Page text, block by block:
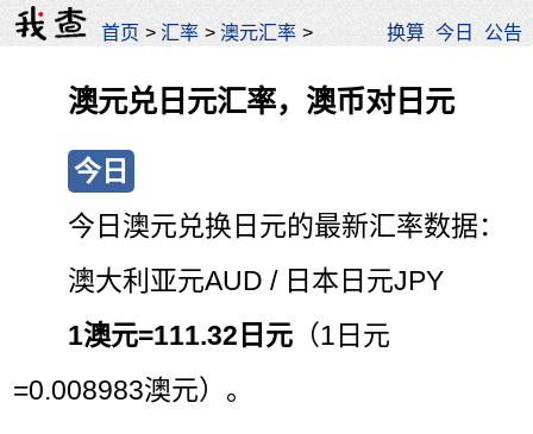
首页 >汇率 >澳元汇率 > 换算 今日 公告
澳元兑日元汇率，澳币对日元
今日
今日澳元兑换日元的最新汇率数据：
澳大利亚元AUD / 日本日元JPY
1澳元=111.32日元 （1日元
=0.008983澳元）。